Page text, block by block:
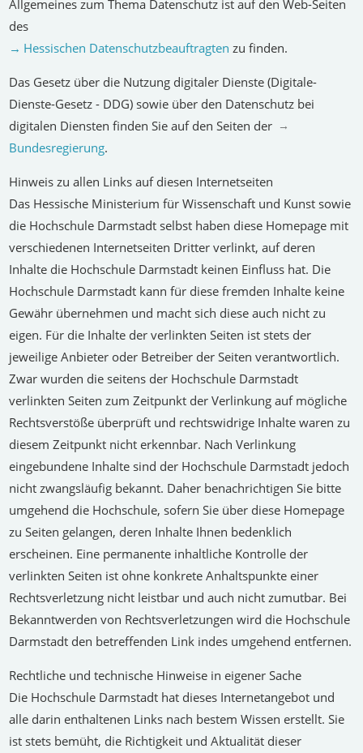
Allgemeines zum Thema Datenschutz ist auf den Web-Seiten
des
Hessischen Datenschutzbeauftragten zu finden.
Das Gesetz über die Nutzung digitaler Dienste (Digitale-
Dienste-Gesetz - DDG) sowie über den Datenschutz bei
digitalen Diensten finden Sie auf den Seiten der
Bundesregierung.
Hinweis zu allen Links auf diesen Internetseiten
Das Hessische Ministerium für Wissenschaft und Kunst sowie
die Hochschule Darmstadt selbst haben diese Homepage mit
verschiedenen Internetseiten Dritter verlinkt, auf deren
Inhalte die Hochschule Darmstadt keinen Einfluss hat. Die
Hochschule Darmstadt kann für diese fremden Inhalte keine
Gewähr übernehmen und macht sich diese auch nicht zu
eigen. Für die Inhalte der verlinkten Seiten ist stets der
jeweilige Anbieter oder Betreiber der Seiten verantwortlich.
Zwar wurden die seitens der Hochschule Darmstadt
verlinkten Seiten zum Zeitpunkt der Verlinkung auf mögliche
Rechtsverstöße überprüft und rechtswidrige Inhalte waren zu
diesem Zeitpunkt nicht erkennbar. Nach Verlinkung
eingebundene Inhalte sind der Hochschule Darmstadt jedoch
nicht zwangsläufig bekannt. Daher benachrichtigen Sie bitte
umgehend die Hochschule, sofern Sie über diese Homepage
zu Seiten gelangen, deren Inhalte Ihnen bedenklich
erscheinen. Eine permanente inhaltliche Kontrolle der
verlinkten Seiten ist ohne konkrete Anhaltspunkte einer
Rechtsverletzung nicht leistbar und auch nicht zumutbar. Bei
Bekanntwerden von Rechtsverletzungen wird die Hochschule
Darmstadt den betreffenden Link indes umgehend entfernen.
Rechtliche und technische Hinweise in eigener Sache
Die Hochschule Darmstadt hat dieses Internetangebot und
alle darin enthaltenen Links nach bestem Wissen erstellt. Sie
ist stets bemüht, die Richtigkeit und Aktualität dieser